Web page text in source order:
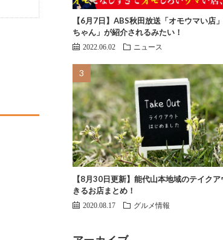
【6月7日】ABS秋田放送「オモウマい店
ちゃん」が紹介されるみたい！
2022.06.02 ニュース
【8月30日更新】能代山本地域のテイクア
きるお店まとめ！
2020.08.17 グルメ情報